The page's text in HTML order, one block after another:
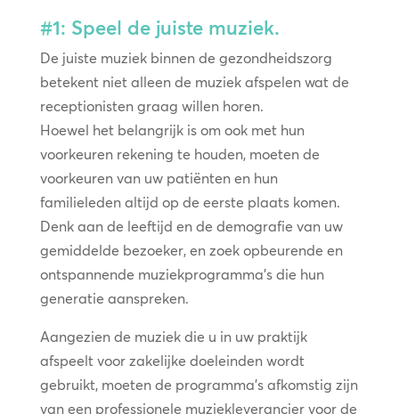
#1: Speel de juiste muziek.
De juiste muziek binnen de gezondheidszorg
betekent niet alleen de muziek afspelen wat de
receptionisten graag willen horen.
Hoewel het belangrijk is om ook met hun
voorkeuren rekening te houden, moeten de
voorkeuren van uw patiënten en hun
familieleden altijd op de eerste plaats komen.
Denk aan de leeftijd en de demografie van uw
gemiddelde bezoeker, en zoek opbeurende en
ontspannende muziekprogramma’s die hun
generatie aanspreken.
Aangezien de muziek die u in uw praktijk
afspeelt voor zakelijke doeleinden wordt
gebruikt, moeten de programma’s afkomstig zijn
van een professionele muziekleverancier voor de